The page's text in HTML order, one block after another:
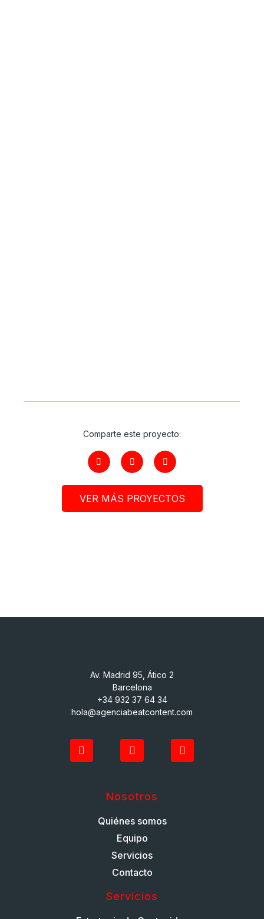
Comparte este proyecto:
VER MÁS PROYECTOS
Av. Madrid 95, Ático 2
Barcelona
+34 932 37 64 34
hola@agenciabeatcontent.com
Nosotros
Quiénes somos
Equipo
Servicios
Contacto
Servicios